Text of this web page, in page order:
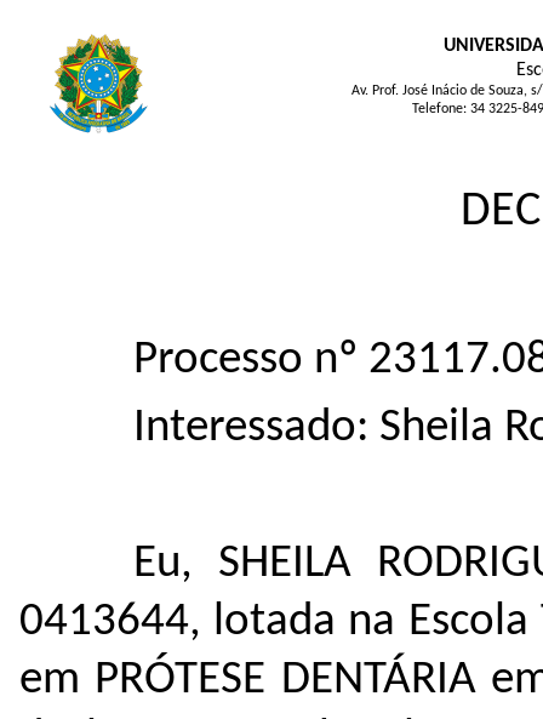
Av. Prof. José Inácio de Souza,
Telefone: 34 3225-
Processo nº
Interessado: Sheila
Eu, SHEILA
0413644, lotada na Escola
em PRÓTESE DENTÁRIA